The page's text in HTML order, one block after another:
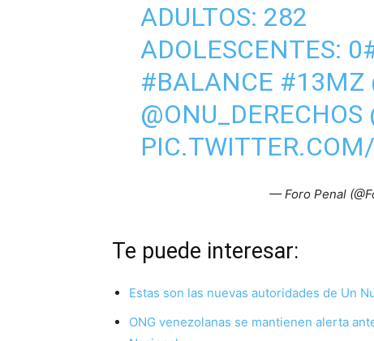
ADULTOS: 282
ADOLESCENTES: 0
#BALANCE #13MZ
@ONU_DERECHOS
— Foro Penal
Te puede interesar:
Estas son las nuevas autoridades de Un
ONG venezolanas se mantienen alerta